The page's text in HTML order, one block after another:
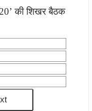
की शिखर बैठक